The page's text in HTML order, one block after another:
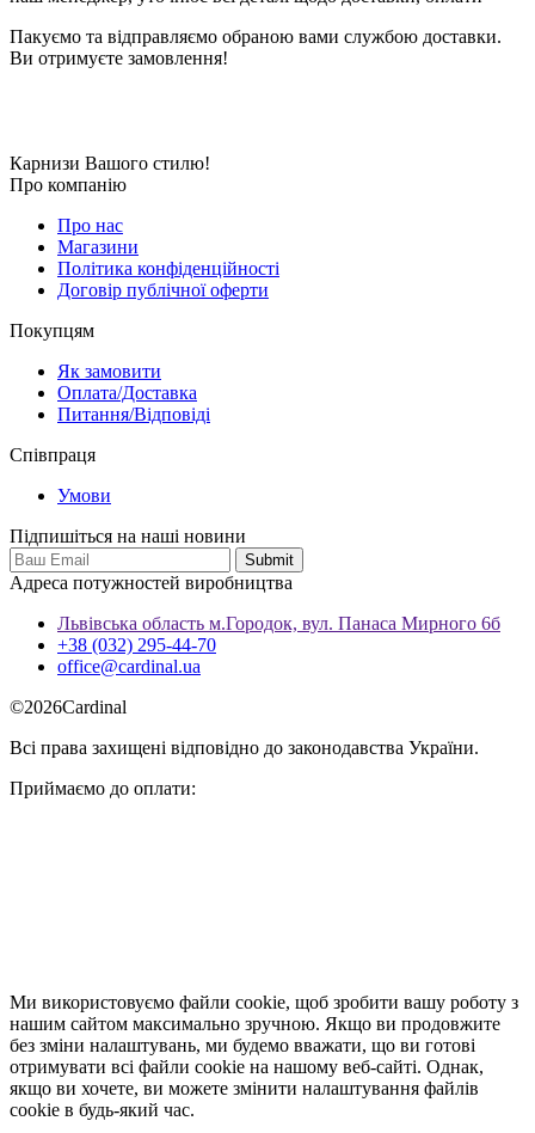
Пакуємо та відправляємо обраною вами службою доставки.
Ви отримуєте замовлення!
Карнизи Вашого стилю!
Про компанію
Про нас
Магазини
Політика конфіденційності
Договір публічної оферти
Покупцям
Як замовити
Оплата/Доставка
Питання/Відповіді
Співпраця
Умови
Підпишіться на наші новини
Адреса потужностей виробництва
Львівська область м.Городок, вул. Панаса Мирного 6б
+38 (032) 295-44-70
office@cardinal.ua
©2026Cardinal
Всі права захищені відповідно до законодавства України.
Приймаємо до оплати:
Ми використовуємо файли cookie, щоб зробити вашу роботу з
нашим сайтом максимально зручною. Якщо ви продовжите
без зміни налаштувань, ми будемо вважати, що ви готові
отримувати всі файли cookie на нашому веб-сайті. Однак,
якщо ви хочете, ви можете змінити налаштування файлів
cookie в будь-який час.